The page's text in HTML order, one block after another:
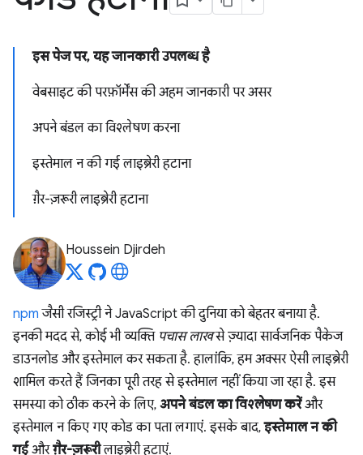
इस पेज पर, यह जानकारी उपलब्ध है
वेबसाइट की परफ़ॉर्मेंस की अहम जानकारी पर असर
अपने बंडल का विश्लेषण करना
इस्तेमाल न की गई लाइब्रेरी हटाना
ग़ैर-ज़रूरी लाइब्रेरी हटाना
Houssein Djirdeh
npm जैसी रजिस्ट्री ने JavaScript की दुनिया को बेहतर बनाया है.
इनकी मदद से, कोई भी व्यक्ति पचास लाखसे ज़्यादा सार्वजनिक पैकेज
डाउनलोड और इस्तेमाल कर सकता है. हालांकि, हम अक्सर ऐसी लाइब्रेरी
शामिल करते हैं जिनका पूरी तरह से इस्तेमाल नहीं किया जा रहा है. इस
समस्या को ठीक करने के लिए, अपने बंडल का विश्लेषण करेंऔर
इस्तेमाल न किए गए कोड का पता लगाएं. इसके बाद,इस्तेमाल न की
गईऔरग़ैर-ज़रूरीलाइब्रेरी हटाएं.